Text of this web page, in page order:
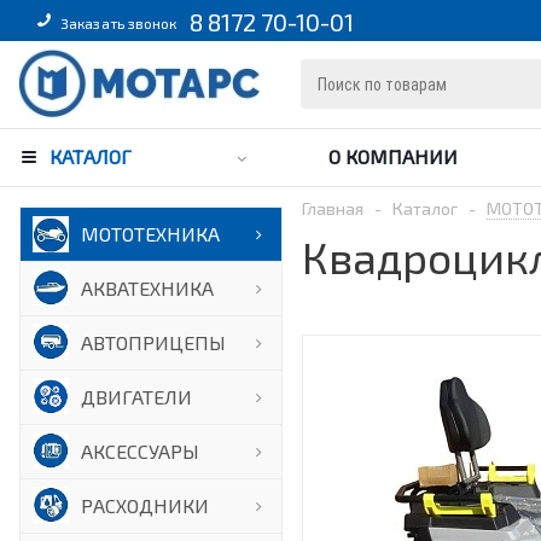
Заказать звонок 8 8172 70-10-01
КАТАЛОГ О КОМПАНИИ
МОТОТЕХНИКА
АКВАТЕХНИКА
АВТОПРИЦЕПЫ
ДВИГАТЕЛИ
АКСЕССУАРЫ
РАСХОДНИКИ
Главная - Каталог -